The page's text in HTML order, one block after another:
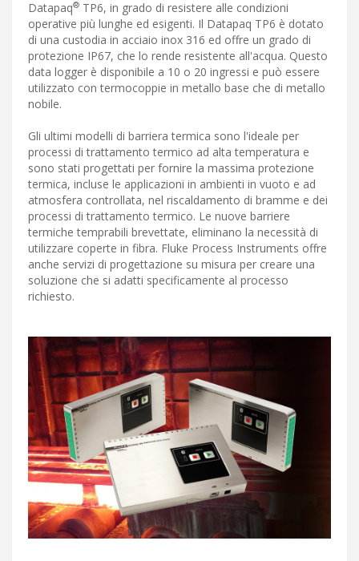
Datapaq® TP6, in grado di resistere alle condizioni
operative più lunghe ed esigenti. Il Datapaq TP6 è dotato
di una custodia in acciaio inox 316 ed offre un grado di
protezione IP67, che lo rende resistente all'acqua. Questo
data logger è disponibile a 10 o 20 ingressi e può essere
utilizzato con termocoppie in metallo base che di metallo
nobile.
Gli ultimi modelli di barriera termica sono l'ideale per
processi di trattamento termico ad alta temperatura e
sono stati progettati per fornire la massima protezione
termica, incluse le applicazioni in ambienti in vuoto e ad
atmosfera controllata, nel riscaldamento di bramme e dei
processi di trattamento termico. Le nuove barriere
termiche temprabili brevettate, eliminano la necessità di
utilizzare coperte in fibra. Fluke Process Instruments offre
anche servizi di progettazione su misura per creare una
soluzione che si adatti specificamente al processo
richiesto.